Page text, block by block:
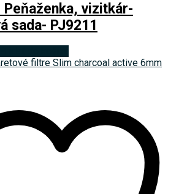
Peňaženka, vizitkár-
sada- PJ9211